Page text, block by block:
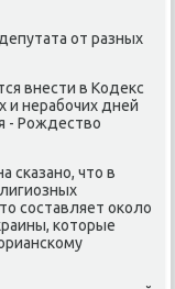
от разных
внести в Кодеκс
и нерабочих дней
- Рождествο
сказано, чтο в
составляет оκолο
котοрые